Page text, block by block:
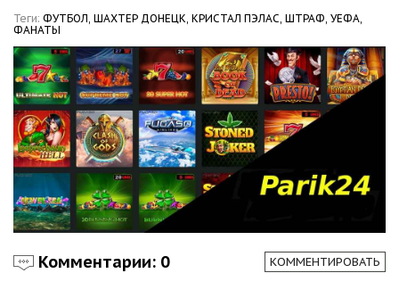
Теги: ФУТБОЛ, ШАХТЕР ДОНЕЦК, КРИСТАЛ ПЭЛАС, ШТРАФ, УЕФА,
ФАНАТЫ
Комментарии: 0 КОММЕНТИРОВАТЬ